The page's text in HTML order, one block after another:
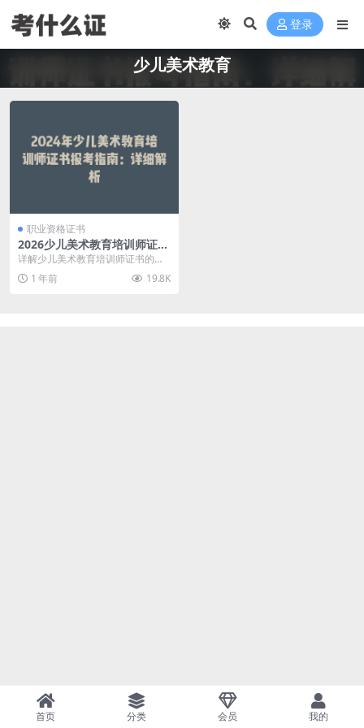
登录
少儿美术教育
职业资格证书
2026少儿美术教育培训师证书
报考攻略：值不值得考、怎么
详解少儿美术教育培训师证书的报
考条件、考试内容、证书价值和就
业方向，帮你做出理性...
1 年前 19.8K
首页 分类 会员 我的